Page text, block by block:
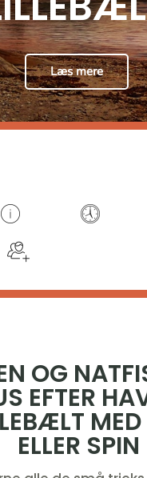
Læs mere
OG
EFTER
MED
ELLER SPIN